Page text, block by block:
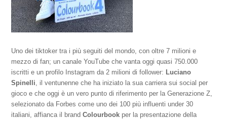
Uno dei tiktoker tra i più seguiti del mondo, con oltre 7 milioni e
mezzo di fan; un canale YouTube che vanta oggi quasi 750.000
iscritti e un profilo Instagram da 2 milioni di follower: Luciano
Spinelli , il ventunenne che ha iniziato la sua carriera sui social per
gioco e che oggi è un vero punto di riferimento per la Generazione Z,
selezionato da Forbes come uno dei 100 più influenti under 30
italiani, affianca il brandColourbook per la presentazione della